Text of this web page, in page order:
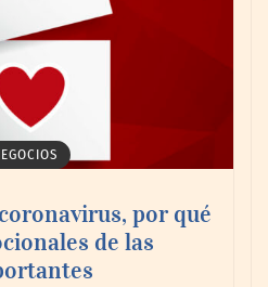
festival
deporte, cultura,
se dan la mano
por qué
de las